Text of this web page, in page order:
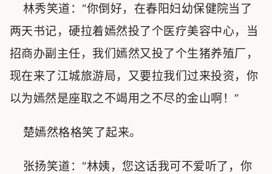
林秀笑道：“你倒好，在春阳妇幼保健院当了
两天书记，硬拉着嫣然投了个医疗美容中心，当
招商办副主任，我们嫣然又投了个生猪养殖厂，
现在来了江城旅游局，又要拉我们过来投资，你
以为嫣然是座取之不竭用之不尽的金山啊！”
楚嫣然格格笑了起来。
张扬笑道：“林姨，您这话我可不爱听了，你